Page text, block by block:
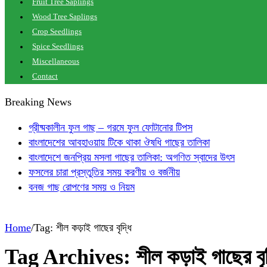
Fruit Tree Saplings
Wood Tree Saplings
Crop Seedlings
Spice Seedlings
Miscellaneous
Contact
Breaking News
গ্রীষ্মকালীন ফুল গাছ – গরমে ফুল ফোটানোর টিপস
বাংলাদেশের আবহাওয়ায় টিকে থাকা ঔষধি গাছের তালিকা
বাংলাদেশে জনপ্রিয় মসলা গাছের তালিকা: অগণিত স্বাদের উৎস
ফসলের চারা প্রস্তুতির সময় করণীয় ও বর্জনীয়
বনজ গাছ রোপণের সময় ও নিয়ম
Home/Tag: শীল কড়াই গাছের বৃদ্ধি
Tag Archives: শীল কড়াই গাছের